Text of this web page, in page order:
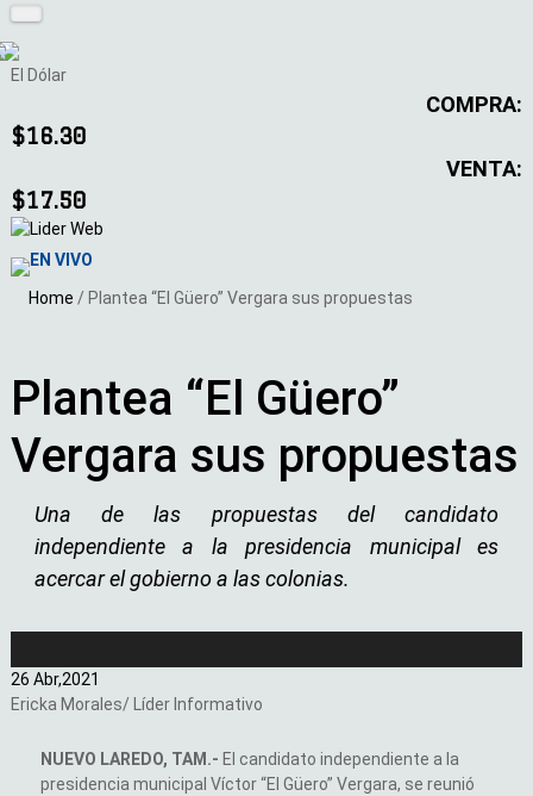
El Dólar
COMPRA:
$16.30
VENTA:
$17.50
EN VIVO
Home / Plantea “El Güero” Vergara sus propuestas
Plantea “El Güero”
Vergara sus propuestas
Una de las propuestas del candidato
independiente a la presidencia municipal es
acercar el gobierno a las colonias.
26 Abr,2021
Ericka Morales/ Líder Informativo
NUEVO LAREDO, TAM.- El candidato independiente a la
presidencia municipal Víctor “El Güero” Vergara, se reunió